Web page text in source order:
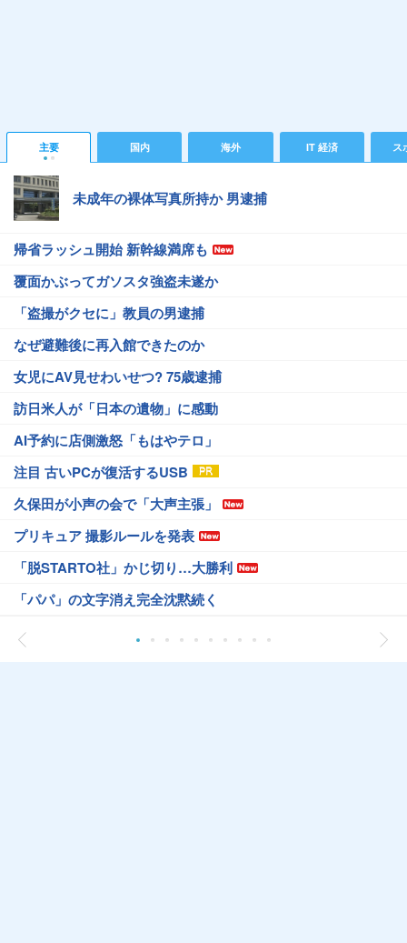
主要 国内 海外 IT 経済 ス
未成年の裸体写真所持か 男逮捕
帰省ラッシュ開始 新幹線満席も
覆面かぶってガソスタ強盗未遂か
「盗撮がクセに」教員の男逮捕
なぜ避難後に再入館できたのか
女児にAV見せわいせつ? 75歳逮捕
訪日米人が「日本の遺物」に感動
AI予約に店側激怒「もはやテロ」
注目 古いPCが復活するUSB
久保田が小声の会で「大声主張」
プリキュア 撮影ルールを発表
「脱STARTO社」かじ切り…大勝利
「パパ」の文字消え完全沈黙続く